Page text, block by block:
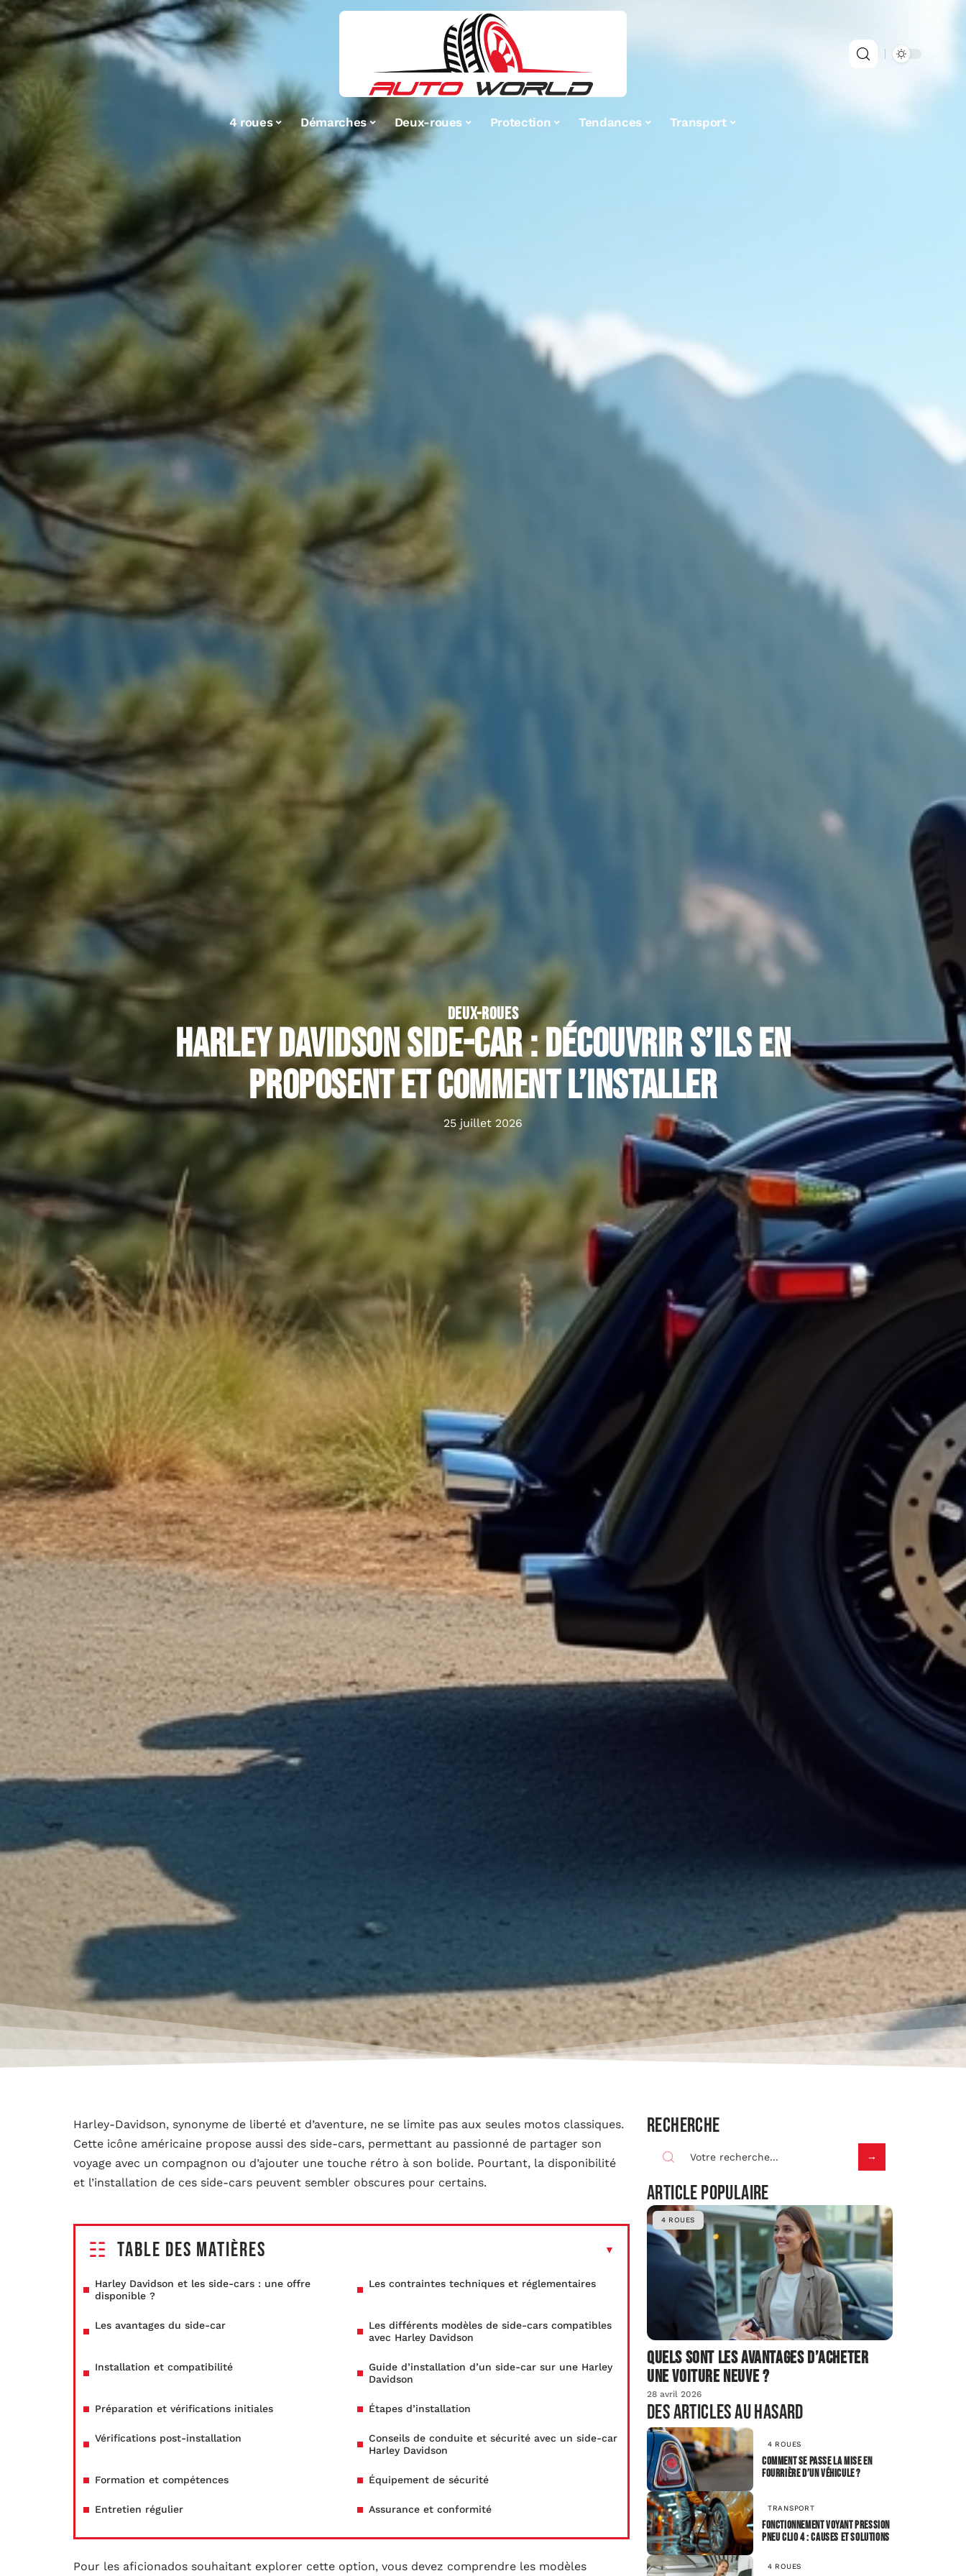
4 roues Démarches Deux-roues Protection Tendances Transport
DEUX-ROUES
Harley Davidson side-car : découvrir s’ils en
proposent et comment l’installer
25 juillet 2026
Harley-Davidson, synonyme de liberté et d’aventure, ne se limite pas aux seules motos classiques.
Cette icône américaine propose aussi des side-cars, permettant au passionné de partager son
voyage avec un compagnon ou d’ajouter une touche rétro à son bolide. Pourtant, la disponibilité
et l’installation de ces side-cars peuvent sembler obscures pour certains.
Table des matières
Harley Davidson et les side-cars : une offre
disponible ?
Les contraintes techniques et réglementaires
Les avantages du side-car
Les différents modèles de side-cars compatibles
avec Harley Davidson
Installation et compatibilité
Guide d’installation d’un side-car sur une Harley
Davidson
Préparation et vérifications initiales Étapes d’installation
Vérifications post-installation
Conseils de conduite et sécurité avec un side-car
Harley Davidson
Formation et compétences Équipement de sécurité
Entretien régulier Assurance et conformité
Pour les aficionados souhaitant explorer cette option, vous devez comprendre les modèles
Recherche
Article populaire
4 ROUES
Quels sont les avantages d’acheter
une voiture neuve ?
28 avril 2026
Des articles au hasard
4 ROUES
Comment se passe la mise en
fourrière d’un véhicule ?
TRANSPORT
Fonctionnement voyant pression
pneu Clio 4 : causes et solutions
4 ROUES